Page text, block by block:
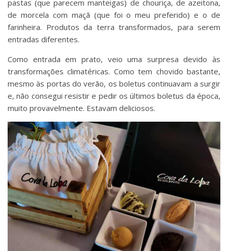
pastas (que parecem manteigas) de chouriça, de azeitona,
de morcela com maçã (que foi o meu preferido) e o de
farinheira. Produtos da terra transformados, para serem
entradas diferentes.
Como entrada em prato, veio uma surpresa devido às
transformações climatéricas. Como tem chovido bastante,
mesmo às portas do verão, os boletus continuavam a surgir
e, não consegui resistir e pedir os últimos boletus da época,
muito provavelmente. Estavam deliciosos.